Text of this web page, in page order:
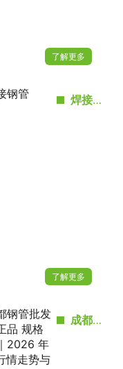
了解更多
焊接钢管
了解更多
成都钢管批发 大厂正品 规格齐全｜2026 年 5 月行情走势与价格预测